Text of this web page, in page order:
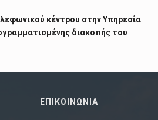
κέντρου στην Υπηρεσία
διακοπής του
ΕΠΙΚΟΙΝΩΝΙΑ